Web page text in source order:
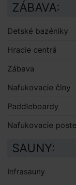
ZÁBAVA:
Detské bazéniky
Hracie centrá
Zábava
Nafukovacie člny
Paddleboardy
Nafukovacie
SAUNY:
Infrasauny